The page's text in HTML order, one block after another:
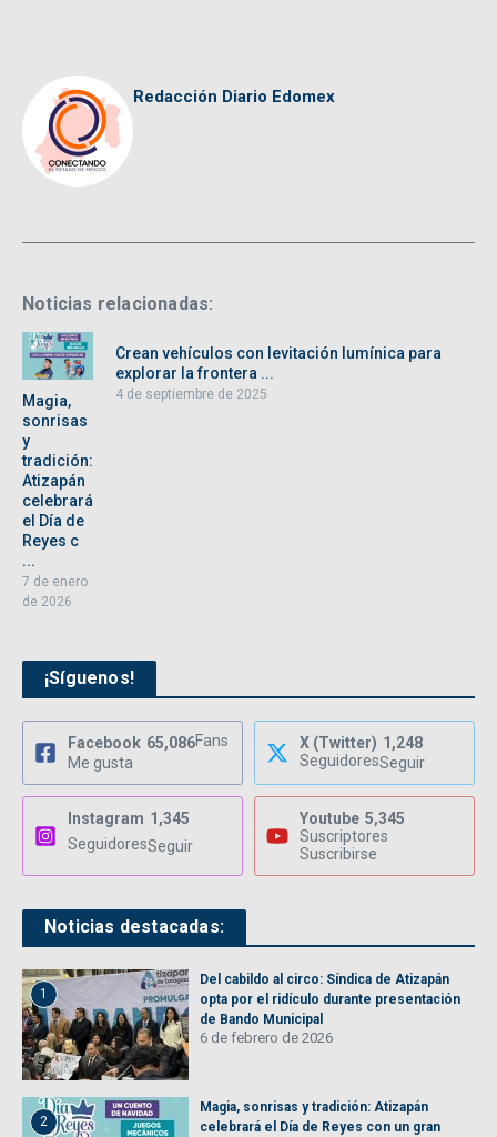
Redacción Diario Edomex
Noticias relacionadas:
Magia,
sonrisas
y
tradición:
Atizapán
celebrará
el Día de
Reyes c
...
7 de enero
de 2026
Crean vehículos con levitación lumínica para
explorar la frontera ...
4 de septiembre de 2025
¡Síguenos!
Facebook 65,086Fans
Me gusta
X (Twitter) 1,248
SeguidoresSeguir
Instagram 1,345
SeguidoresSeguir
Youtube 5,345
Suscriptores
Suscribirse
Noticias destacadas:
1
Del cabildo al circo: Síndica de Atizapán
opta por el ridículo durante presentación
de Bando Municipal
6 de febrero de 2026
2
Magia, sonrisas y tradición: Atizapán
celebrará el Día de Reyes con un gran